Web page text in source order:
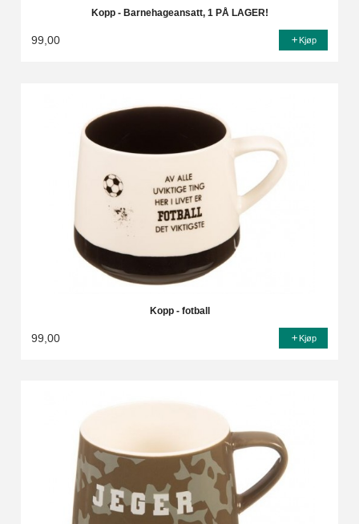
Kopp - Barnehageansatt, 1 PÅ LAGER!
99,00 Kjøp
Kopp - fotball
99,00 Kjøp